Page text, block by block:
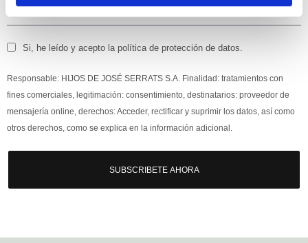
Si, he leído y acepto la política de protección de datos.
Responsable: HIJOS DE JOSÉ SERRATS S.A. Finalidad: tratamientos con
fines comerciales, legitimación: consentimiento, destinatarios: proveedor de
mensajería online, derechos: Acceder, rectificar y suprimir los datos, así como
otros derechos, como se explica en la información adicional.
SUBSCRIBETE AHORA